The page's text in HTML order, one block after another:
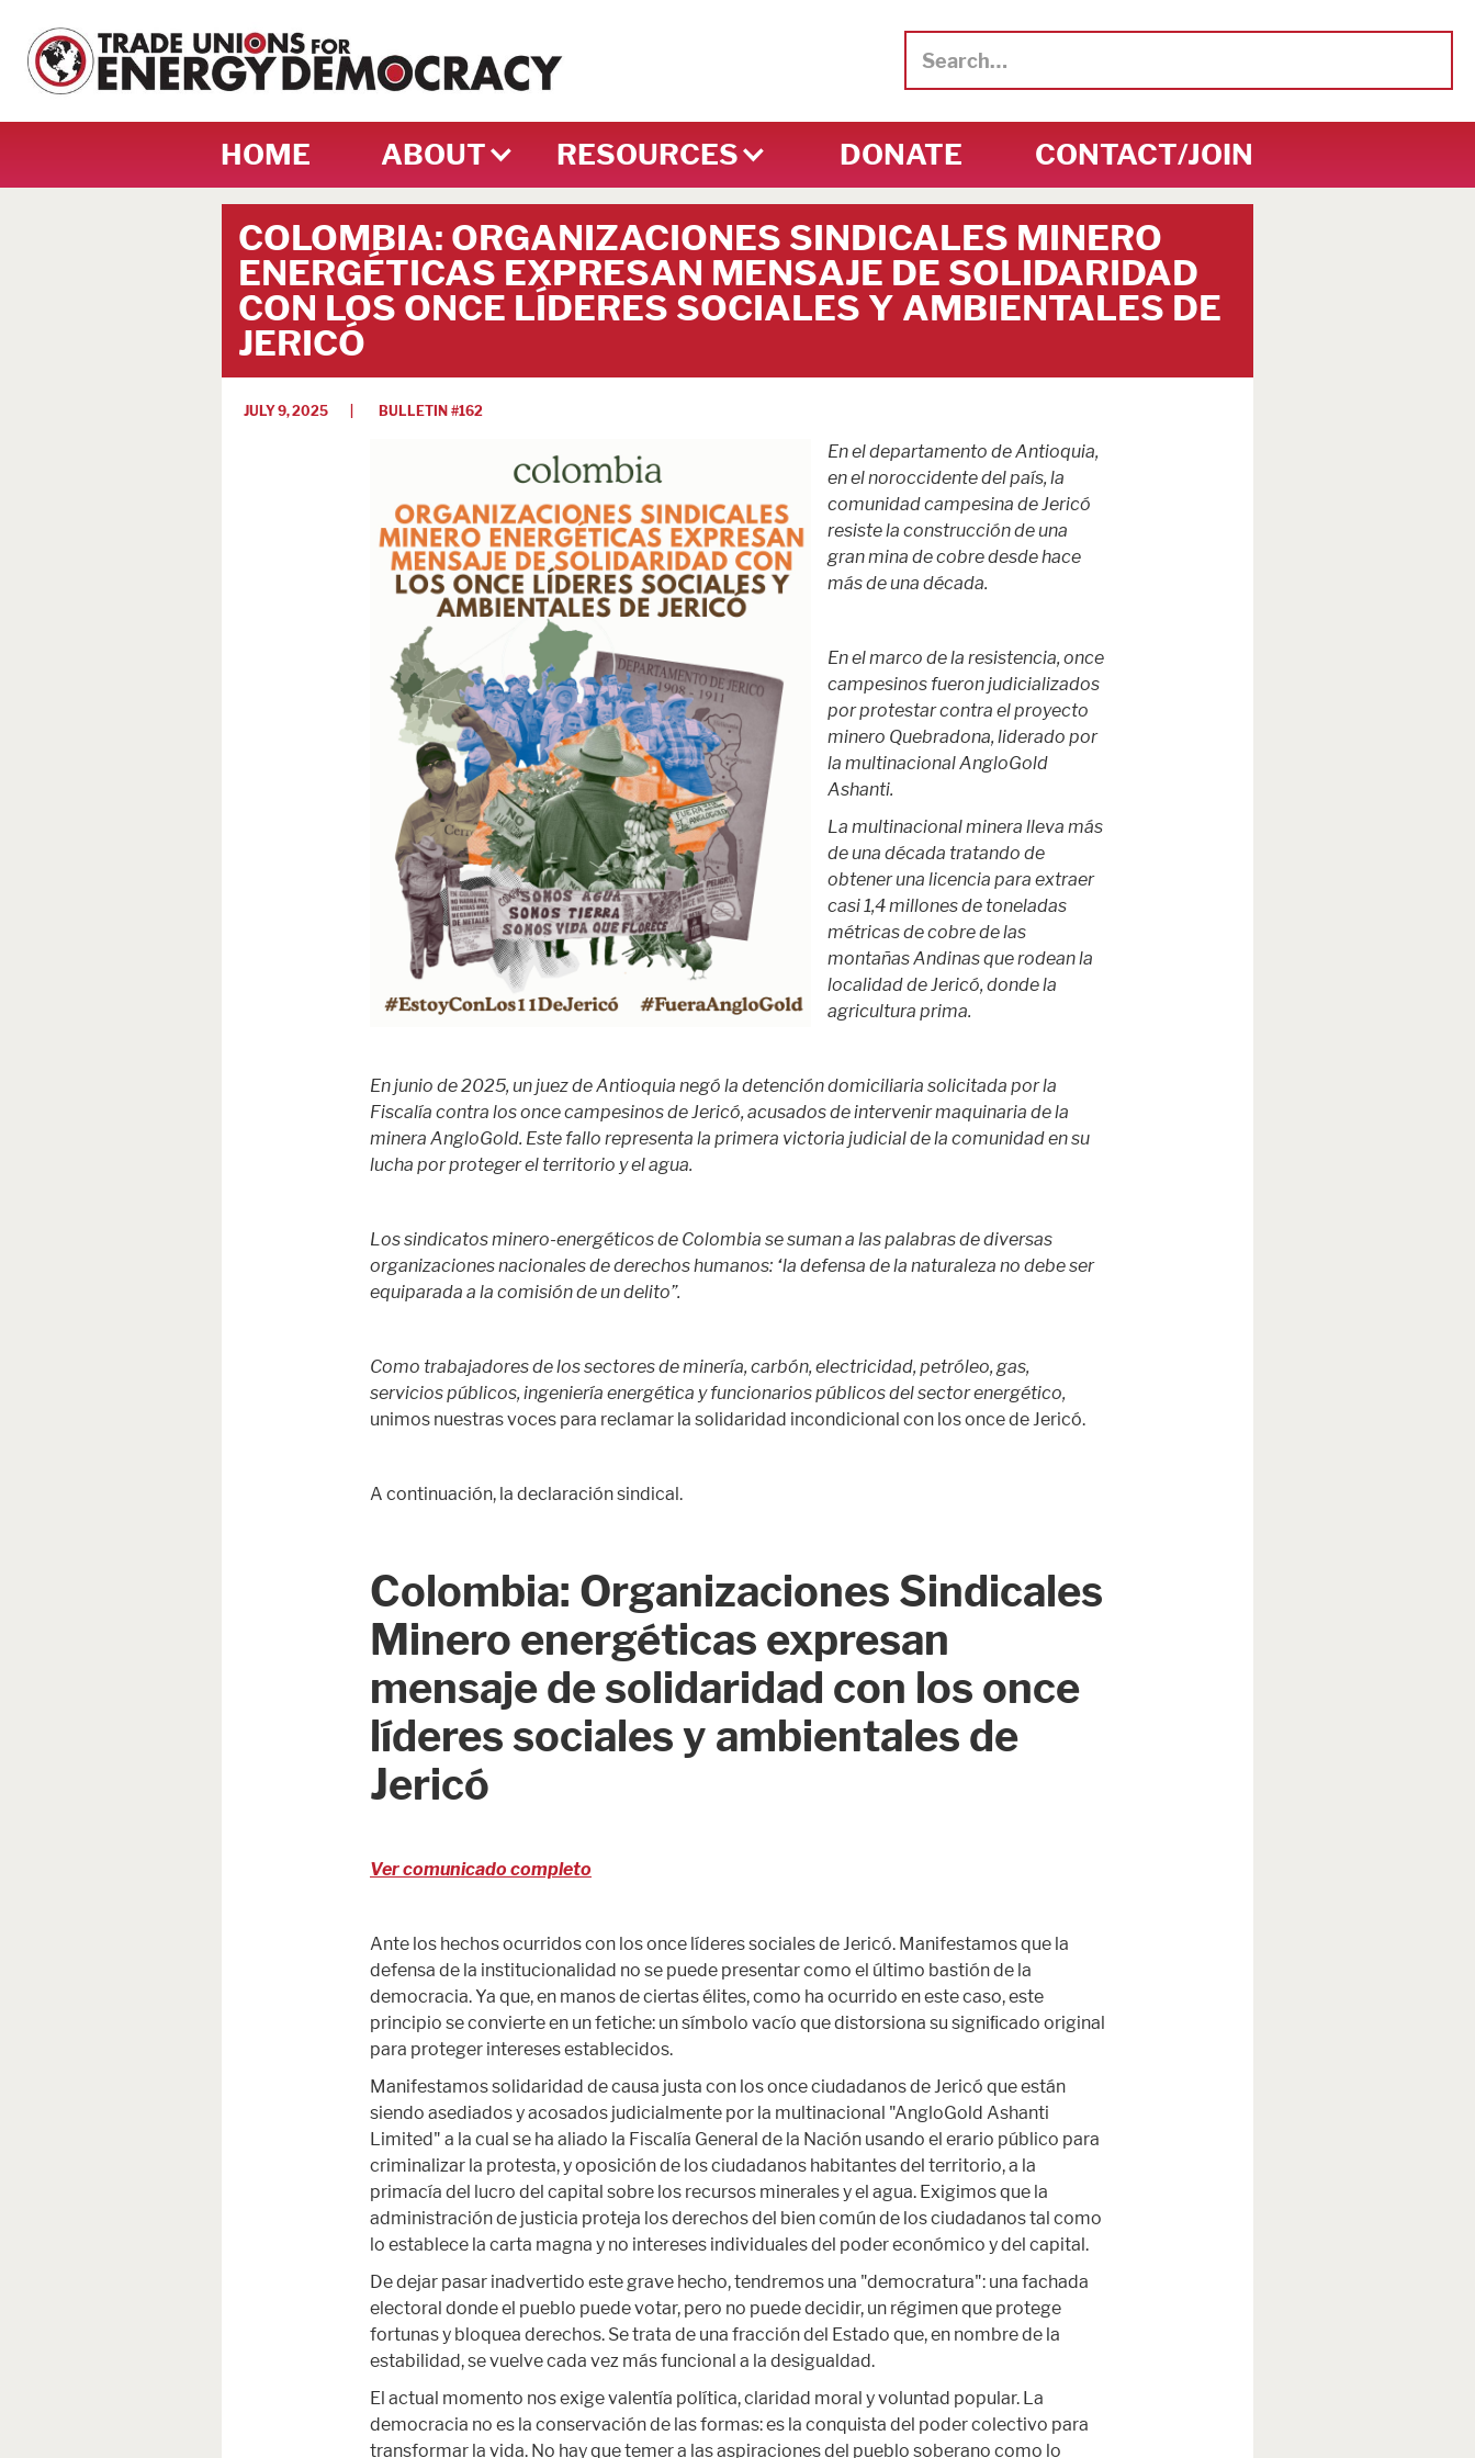
HOME ABOUT RESOURCES DONATE CONTACT/JOIN
COLOMBIA: ORGANIZACIONES SINDICALES MINERO
ENERGÉTICAS EXPRESAN MENSAJE DE SOLIDARIDAD
CON LOS ONCE LÍDERES SOCIALES Y AMBIENTALES DE
JERICÓ
JULY 9, 2025 | BULLETIN #162
En el departamento de Antioquia,
en el noroccidente del país, la
comunidad campesina de Jericó
resiste la construcción de una
gran mina de cobre desde hace
más de una década.
En el marco de la resistencia, once
campesinos fueron judicializados
por protestar contra el proyecto
minero Quebradona, liderado por
la multinacional AngloGold
Ashanti.
La multinacional minera lleva más
de una década tratando de
obtener una licencia para extraer
casi 1,4 millones de toneladas
métricas de cobre de las
montañas Andinas que rodean la
localidad de Jericó, donde la
agricultura prima.
En junio de 2025, un juez de Antioquia negó la detención domiciliaria solicitada por la
Fiscalía contra los once campesinos de Jericó, acusados de intervenir maquinaria de la
minera AngloGold. Este fallo representa la primera victoria judicial de la comunidad en su
lucha por proteger el territorio y el agua.
Los sindicatos minero-energéticos de Colombia se suman a las palabras de diversas
organizaciones nacionales de derechos humanos: “la defensa de la naturaleza no debe ser
equiparada a la comisión de un delito”.
Como trabajadores de los sectores de minería, carbón, electricidad, petróleo, gas,
servicios públicos, ingeniería energética y funcionarios públicos del sector energético,
unimos nuestras voces para reclamar la solidaridad incondicional con los once de Jericó.
A continuación, la declaración sindical.
Colombia: Organizaciones Sindicales
Minero energéticas expresan
mensaje de solidaridad con los once
líderes sociales y ambientales de
Jericó
Ver comunicado completo
Ante los hechos ocurridos con los once líderes sociales de Jericó. Manifestamos que la
defensa de la institucionalidad no se puede presentar como el último bastión de la
democracia. Ya que, en manos de ciertas élites, como ha ocurrido en este caso, este
principio se convierte en un fetiche: un símbolo vacío que distorsiona su signiﬁcado original
para proteger intereses establecidos.
Manifestamos solidaridad de causa justa con los once ciudadanos de Jericó que están
siendo asediados y acosados judicialmente por la multinacional "AngloGold Ashanti
Limited" a la cual se ha aliado la Fiscalía General de la Nación usando el erario público para
criminalizar la protesta, y oposición de los ciudadanos habitantes del territorio, a la
primacía del lucro del capital sobre los recursos minerales y el agua. Exigimos que la
administración de justicia proteja los derechos del bien común de los ciudadanos tal como
lo establece la carta magna y no intereses individuales del poder económico y del capital.
De dejar pasar inadvertido este grave hecho, tendremos una "democratura": una fachada
electoral donde el pueblo puede votar, pero no puede decidir, un régimen que protege
fortunas y bloquea derechos. Se trata de una fracción del Estado que, en nombre de la
estabilidad, se vuelve cada vez más funcional a la desigualdad.
El actual momento nos exige valentía política, claridad moral y voluntad popular. La
democracia no es la conservación de las formas: es la conquista del poder colectivo para
transformar la vida. No hay que temer a las aspiraciones del pueblo soberano como lo